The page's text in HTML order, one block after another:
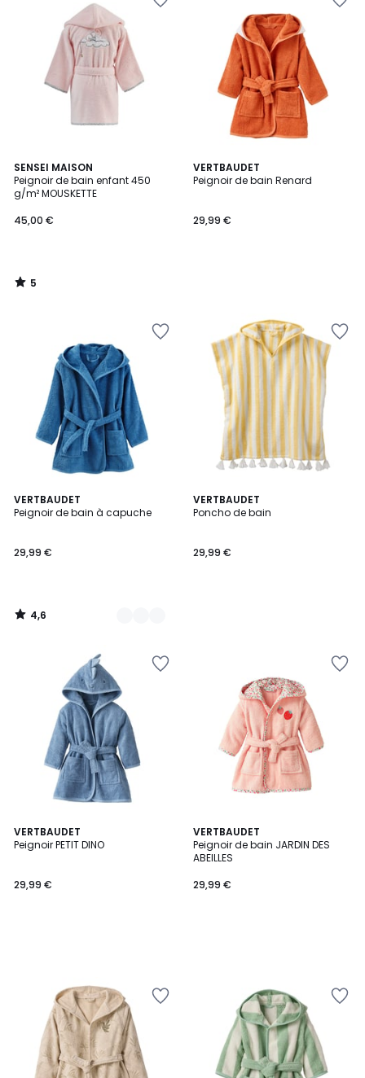
SENSEI MAISON
Peignoir de bain enfant 450
g/m² MOUSKETTE
45,00 €
5
/
5
5
/
VERTBAUDET
Peignoir de bain Renard
29,99 €
VERTBAUDET
Peignoir de bain à capuche
29,99 €
4,6
/ 5
2
Couleurs
4,6
/
VERTBAUDET
Poncho de bain
29,99 €
VERTBAUDET
Peignoir PETIT DINO
29,99 €
VERTBAUDET
Peignoir de bain JARDIN DES
ABEILLES
29,99 €